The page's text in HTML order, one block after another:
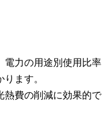
電力の用途別使用比率
ます。
熱費の削減に効果的で